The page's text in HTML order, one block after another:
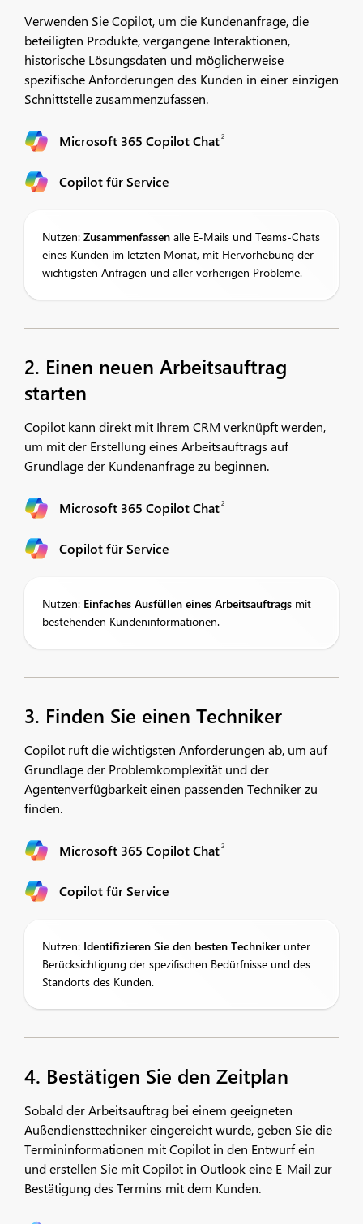
Verwenden Sie Copilot, um die Kundenanfrage, die
beteiligten Produkte, vergangene Interaktionen,
historische Lösungsdaten und möglicherweise
spezifische Anforderungen des Kunden in einer einzigen
Schnittstelle zusammenzufassen.
Microsoft 365 Copilot Chat2
Copilot für Service
Nutzen: Zusammenfassen alle E-Mails und Teams-Chats
eines Kunden im letzten Monat, mit Hervorhebung der
wichtigsten Anfragen und aller vorherigen Probleme.
2. Einen neuen Arbeitsauftrag
starten
Copilot kann direkt mit Ihrem CRM verknüpft werden,
um mit der Erstellung eines Arbeitsauftrags auf
Grundlage der Kundenanfrage zu beginnen.
Microsoft 365 Copilot Chat2
Copilot für Service
Nutzen: Einfaches Ausfüllen eines Arbeitsauftrags mit
bestehenden Kundeninformationen.
3. Finden Sie einen Techniker
Copilot ruft die wichtigsten Anforderungen ab, um auf
Grundlage der Problemkomplexität und der
Agentenverfügbarkeit einen passenden Techniker zu
finden.
Microsoft 365 Copilot Chat2
Copilot für Service
Nutzen: Identifizieren Sie den besten Techniker unter
Berücksichtigung der spezifischen Bedürfnisse und des
Standorts des Kunden.
4. Bestätigen Sie den Zeitplan
Sobald der Arbeitsauftrag bei einem geeigneten
Außendiensttechniker eingereicht wurde, geben Sie die
Termininformationen mit Copilot in den Entwurf ein
und erstellen Sie mit Copilot in Outlook eine E-Mail zur
Bestätigung des Termins mit dem Kunden.